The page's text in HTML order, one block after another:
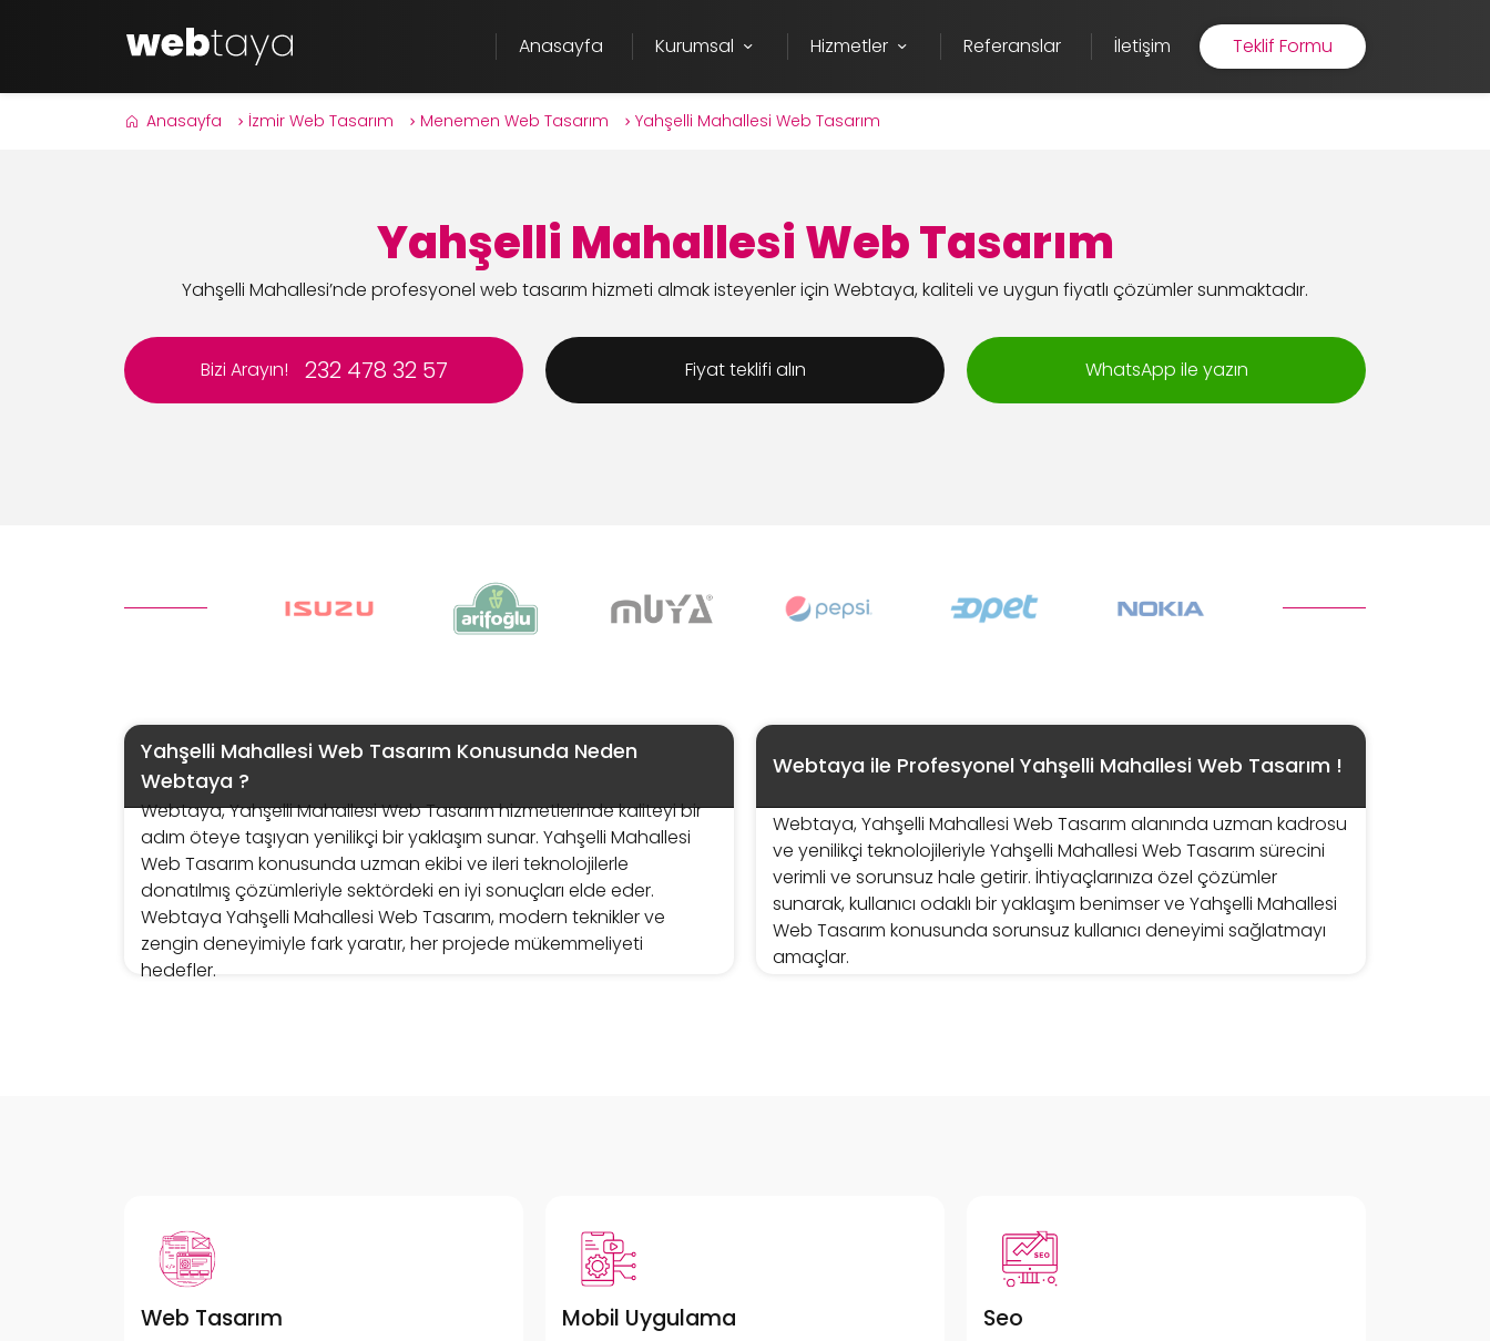
Anasayfa Kurumsal Hizmetler Referanslar İletişim Teklif Formu
Anasayfa İzmir Web Tasarım Menemen Web Tasarım Yahşelli Mahallesi Web Tasarım
Yahşelli Mahallesi Web Tasarım
Yahşelli Mahallesi’nde profesyonel web tasarım hizmeti almak isteyenler için Webtaya, kaliteli ve uygun fiyatlı çözümler sunmaktadır.
Bizi Arayın! 232 478 32 57 Fiyat teklifi alın WhatsApp ile yazın
Yahşelli Mahallesi Web Tasarım Konusunda Neden
Webtaya ?
Webtaya, Yahşelli Mahallesi Web Tasarım hizmetlerinde kaliteyi bir
adım öteye taşıyan yenilikçi bir yaklaşım sunar. Yahşelli Mahallesi
Web Tasarım konusunda uzman ekibi ve ileri teknolojilerle
donatılmış çözümleriyle sektördeki en iyi sonuçları elde eder.
Webtaya Yahşelli Mahallesi Web Tasarım, modern teknikler ve
zengin deneyimiyle fark yaratır, her projede mükemmeliyeti
hedefler.
Webtaya ile Profesyonel Yahşelli Mahallesi Web Tasarım !
Webtaya, Yahşelli Mahallesi Web Tasarım alanında uzman kadrosu
ve yenilikçi teknolojileriyle Yahşelli Mahallesi Web Tasarım sürecini
verimli ve sorunsuz hale getirir. İhtiyaçlarınıza özel çözümler
sunarak, kullanıcı odaklı bir yaklaşım benimser ve Yahşelli Mahallesi
Web Tasarım konusunda sorunsuz kullanıcı deneyimi sağlatmayı
amaçlar.
Web Tasarım Mobil Uygulama Seo